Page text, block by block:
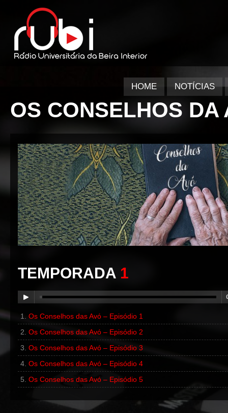
HOME NOTÍCIAS
OS CONSELHOS DA
TEMPORADA 1
00:00/00:00
Os Conselhos das Avó – Episódio 1
Os Conselhos das Avó – Episódio 2
Os Conselhos das Avó – Episódio 3
Os Conselhos das Avó – Episódio 4
Os Conselhos das Avó – Episódio 5